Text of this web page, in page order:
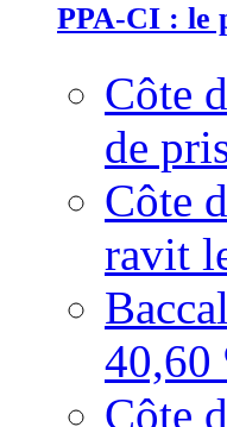
PPA-CI : le
Côte
de
Côte
ravit
40,60
Côte